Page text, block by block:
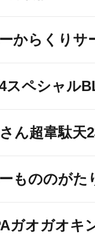
からくりサ
スペシャル
ん超韋駄天
もののがた
ガオガオキ